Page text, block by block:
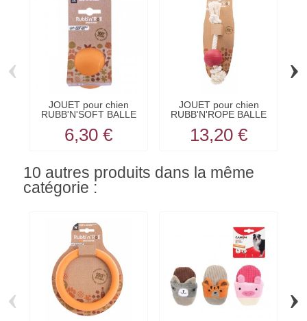
JOUET pour chien
RUBB'N'SOFT BALLE
6,30 €
JOUET pour chien
RUBB'N'ROPE BALLE
13,20 €
‹ ›
10 autres produits dans la même
catégorie :
‹ ›